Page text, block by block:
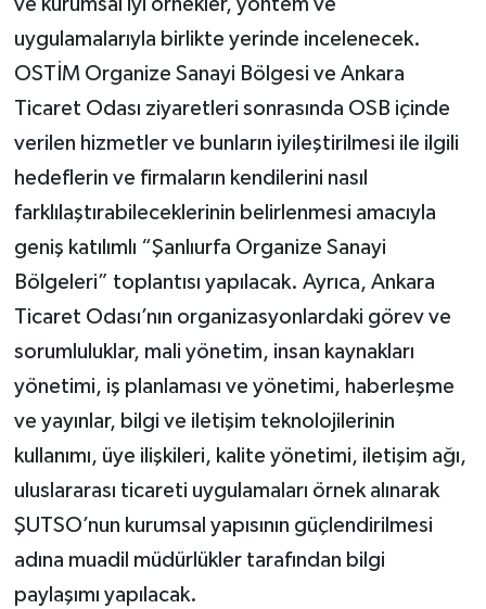
uygulamalarıyla birlikte yerinde incelenecek.
OSTİM Organize Sanayi Bölgesi ve Ankara
Ticaret Odası ziyaretleri sonrasında OSB içinde
verilen hizmetler ve bunların iyileştirilmesi ile ilgili
hedeflerin ve firmaların kendilerini nasıl
farklılaştırabileceklerinin belirlenmesi amacıyla
geniş katılımlı “Şanlıurfa Organize Sanayi
Bölgeleri” toplantısı yapılacak. Ayrıca, Ankara
Ticaret Odası’nın organizasyonlardaki görev ve
sorumluluklar, mali yönetim, insan kaynakları
yönetimi, iş planlaması ve yönetimi, haberleşme
ve yayınlar, bilgi ve iletişim teknolojilerinin
kullanımı, üye ilişkileri, kalite yönetimi, iletişim ağı,
uluslararası ticareti uygulamaları örnek alınarak
ŞUTSO’nun kurumsal yapısının güçlendirilmesi
adına muadil müdürlükler tarafından bilgi
paylaşımı yapılacak.